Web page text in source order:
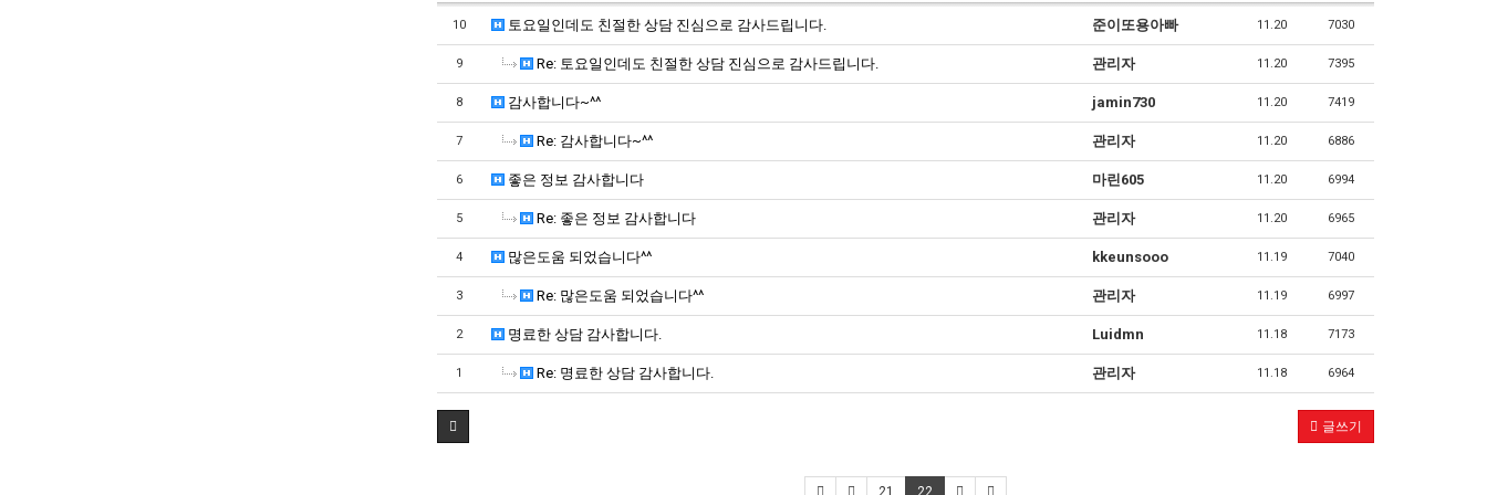
10 토요일인데도 친절한 상담 진심으로 감사드립니다. 준이또용아빠 11.20 7030
9 Re: 토요일인데도 친절한 상담 진심으로 감사드립니다. 관리자 11.20 7395
8 감사합니다~^^ jamin730 11.20 7419
7 Re: 감사합니다~^^ 관리자 11.20 6886
6 좋은 정보 감사합니다 마린605 11.20 6994
5 Re: 좋은 정보 감사합니다 관리자 11.20 6965
4 많은도움 되었습니다^^ kkeunsooo 11.19 7040
3 Re: 많은도움 되었습니다^^ 관리자 11.19 6997
2 명료한 상담 감사합니다. Luidmn 11.18 7173
1 Re: 명료한 상담 감사합니다. 관리자 11.18 6964
글쓰기
21 22